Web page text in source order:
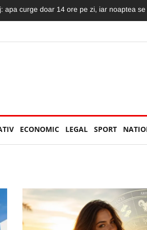
LIVE: Momentul în care motociclistul
ECONOMIC LEGAL SPORT